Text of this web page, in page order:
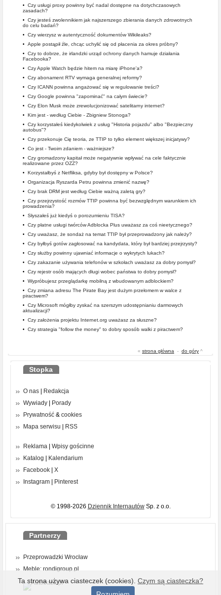
• Czy usługi proxy powinny być nadal dostępne na dotychczasowych
zasadach?
• Czy jesteś zwolennikiem jak najszerszego zbierania danych zdrowotnych
do celu badań?
• Czy wierzysz w autentyczność dokumentów Wikileaks?
• Apple postąpił źle, chcąc uchylić się od płacenia za okres próbny?
• Czy to dobrze, że irlandzki urząd ochrony danych hamuje działania
Facebooka?
• Czy Apple Watch będzie hitem na miarę iPhone'a?
• Czy abonament RTV wymaga generalnej reformy?
• Czy ICANN powinna angażować się w regulowanie treści?
• Czy Google powinna "zapominać" na całym świecie?
• Czy Elon Musk może zrewolucjonizować satelitarny internet?
• Kim jest - według Ciebie - Zbigniew Stonoga?
• Czy korzystałeś kiedykolwiek z usług "Historia pojazdu" albo "Bezpieczny
autobus"?
• Czy przekonuje Cię teoria, ze TTIP to tylko element większej inicjatywy?
• Co jest - Twoim zdaniem - ważniejsze?
• Czy gromadzony kapitał może negatywnie wpływać na cele faktycznie
realizowane przez OZZ?
• Korzystałbyś z Netfliksa, gdyby był dostępny w Polsce?
• Organizacja Ryszarda Petru powinna zmienić nazwę?
• Czy brak DRM jest według Ciebie ważną zaletą gry?
• Czy przejrzystość rozmów TTIP powinna być bezwzględnym warunkiem ich
prowadzenia?
• Słyszałeś już kiedyś o porozumieniu TISA?
• Czy płatne usługi twórców Adblocka Plus uważasz za coś nieetycznego?
• Czy uważasz, że sondaż na temat TTIP był przeprowadzony jak należy?
• Czy byłbyś gotów zagłosować na kandydata, który był bardziej przejrzysty?
• Czy służby powinny ujawniać informacje o wykrytych lukach?
• Czy zakazanie używania telefonów w szkołach uważasz za dobry pomysł?
• Czy rejestr osób mających długi wobec państwa to dobry pomysł?
• Wypróbujesz przeglądarkę mobilną z wbudowanym adblockiem?
• Czy zmiana adresu The Pirate Bay jest dużym przełomem w walce z
piractwem?
• Czy Microsoft mógłby zyskać na szerszym udostępnianiu darmowych
aktualizacji?
• Czy założenia projektu Internet.org uważasz za słuszne?
• Czy strategia "follow the money" to dobry sposób walki z piractwem?
« strona główna - do góry ^
Stopka
O nas
Redakcja
Wywiady
Porady
Prywatność & cookies
Mapa serwisu
RSS
Reklama
Wpisy gościnne
Katalog
Kalendarium
Facebook
X
Instagram
Pinterest
© 1998-2026 Dziennik InternautówSp. z o.o.
Partnerzy
Przeprowadzki Wrocław
Meble: rondigroup.pl
Ta strona używa ciasteczek (cookies). Czym są ciasteczka?